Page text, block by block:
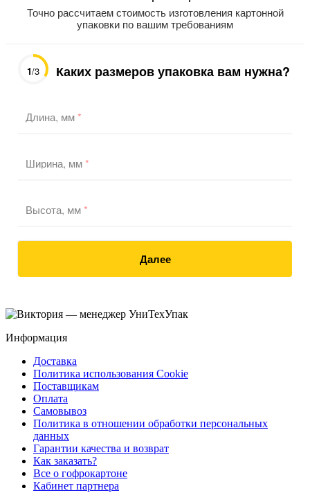
Точно рассчитаем стоимость изготовления картонной
упаковки по вашим требованиям
1/3 Каких размеров упаковка вам нужна?
Длина, мм*
Ширина, мм*
Высота, мм*
Далее
Информация
Доставка
Политика использования Cookie
Поставщикам
Оплата
Самовывоз
Политика в отношении обработки персональных
данных
Гарантии качества и возврат
Как заказать?
Все о гофрокартоне
Кабинет партнера